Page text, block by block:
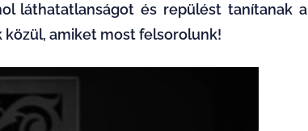
láthatatlanságot és repülést tanítanak a
közül, amiket most felsorolunk!